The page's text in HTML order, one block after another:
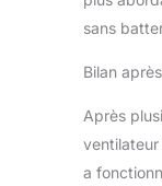
sans
Bilan
Après
ventilateur
a